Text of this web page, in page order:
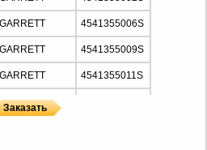
GARRETT 4541355006S
GARRETT 4541355009S
GARRETT 4541355011S